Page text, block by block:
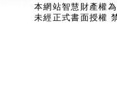
本網站智慧財產權
未經正式書面授權